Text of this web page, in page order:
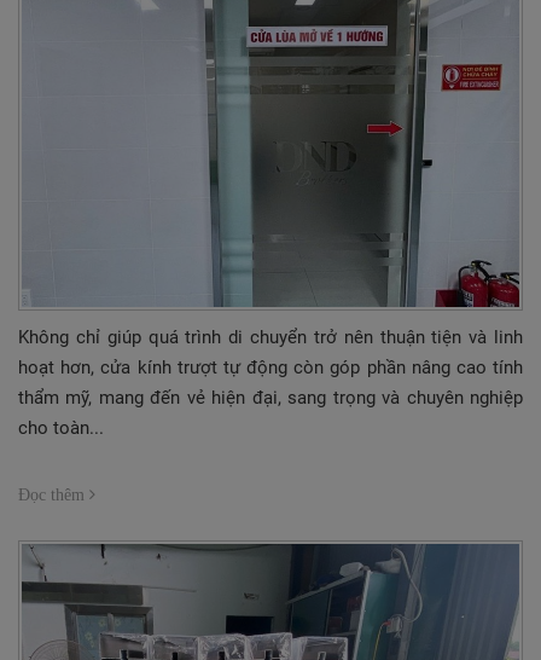
Không chỉ giúp quá trình di chuyển trở nên thuận tiện và linh
hoạt hơn, cửa kính trượt tự động còn góp phần nâng cao tính
thẩm mỹ, mang đến vẻ hiện đại, sang trọng và chuyên nghiệp
cho toàn...
Đọc thêm